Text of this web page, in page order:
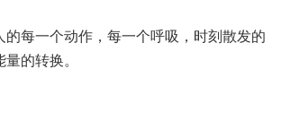
每一个动作，每一个呼吸，时刻散发的
的转换。